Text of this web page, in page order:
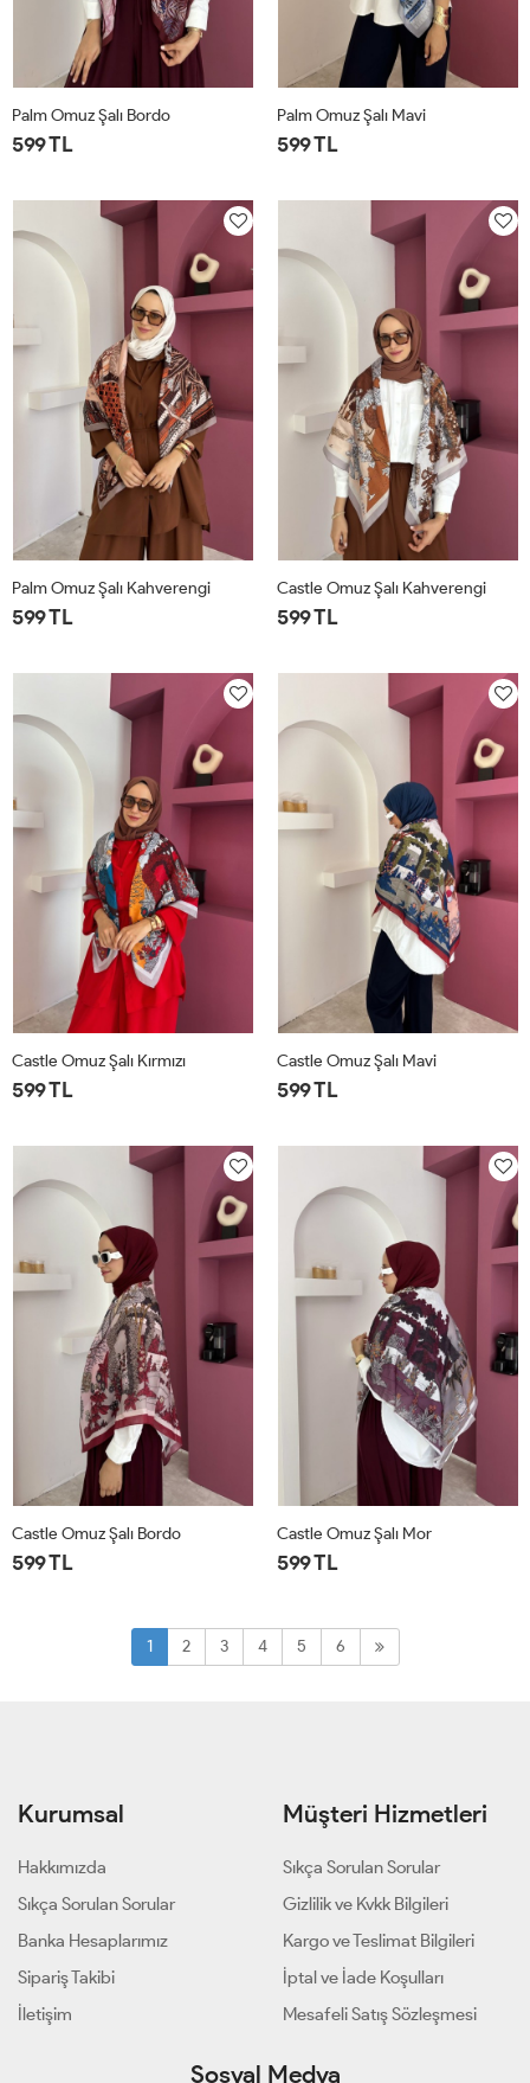
Palm Omuz Şalı Bordo
599 TL
Palm Omuz Şalı Mavi
599 TL
Palm Omuz Şalı Kahverengi
599 TL
Castle Omuz Şalı Kahverengi
599 TL
Castle Omuz Şalı Kırmızı
599 TL
Castle Omuz Şalı Mavi
599 TL
Castle Omuz Şalı Bordo
599 TL
Castle Omuz Şalı Mor
599 TL
1 2 3 4 5 6
Kurumsal
Hakkımızda
Sıkça Sorulan Sorular
Banka Hesaplarımız
Sipariş Takibi
İletişim
Müşteri Hizmetleri
Sıkça Sorulan Sorular
Gizlilik ve Kvkk Bilgileri
Kargo ve Teslimat Bilgileri
İptal ve İade Koşulları
Mesafeli Satış Sözleşmesi
Sosyal Medya